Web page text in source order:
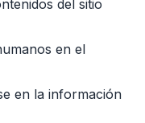
del sitio
en el
en la información